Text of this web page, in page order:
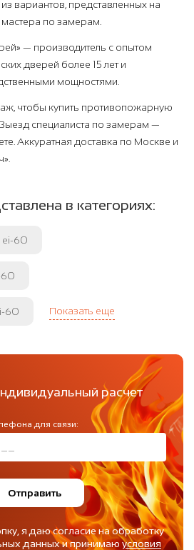
вариантов, представленных на
по замерам.
— производитель с опытом
дверей более 15 лет и
мощностями.
чтобы купить противопожарную
специалиста по замерам —
Аккуратная доставка по Москве и
в категориях:
ei-60
60
60 Показать еще
расчет
для связи:
Отправить
я даю согласие на обработку
данных и принимаюусловия